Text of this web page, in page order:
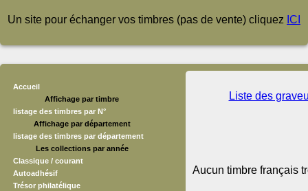
Un site pour échanger vos timbres (pas de vente) cliquez ICI
Accueil
Affichage par timbre
listage des timbres par N°
Affichage par département
listage des timbres par département
Les collections par année
Classique / courant
Autoadhésif
Trésor philatélique
Liste des
Aucun timbre français